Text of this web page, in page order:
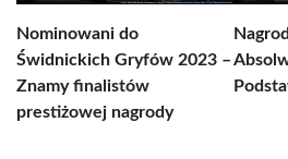
Nominowani do
Świdnickich Gryfów 2023 –
Znamy finalistów
prestiżowej nagrody